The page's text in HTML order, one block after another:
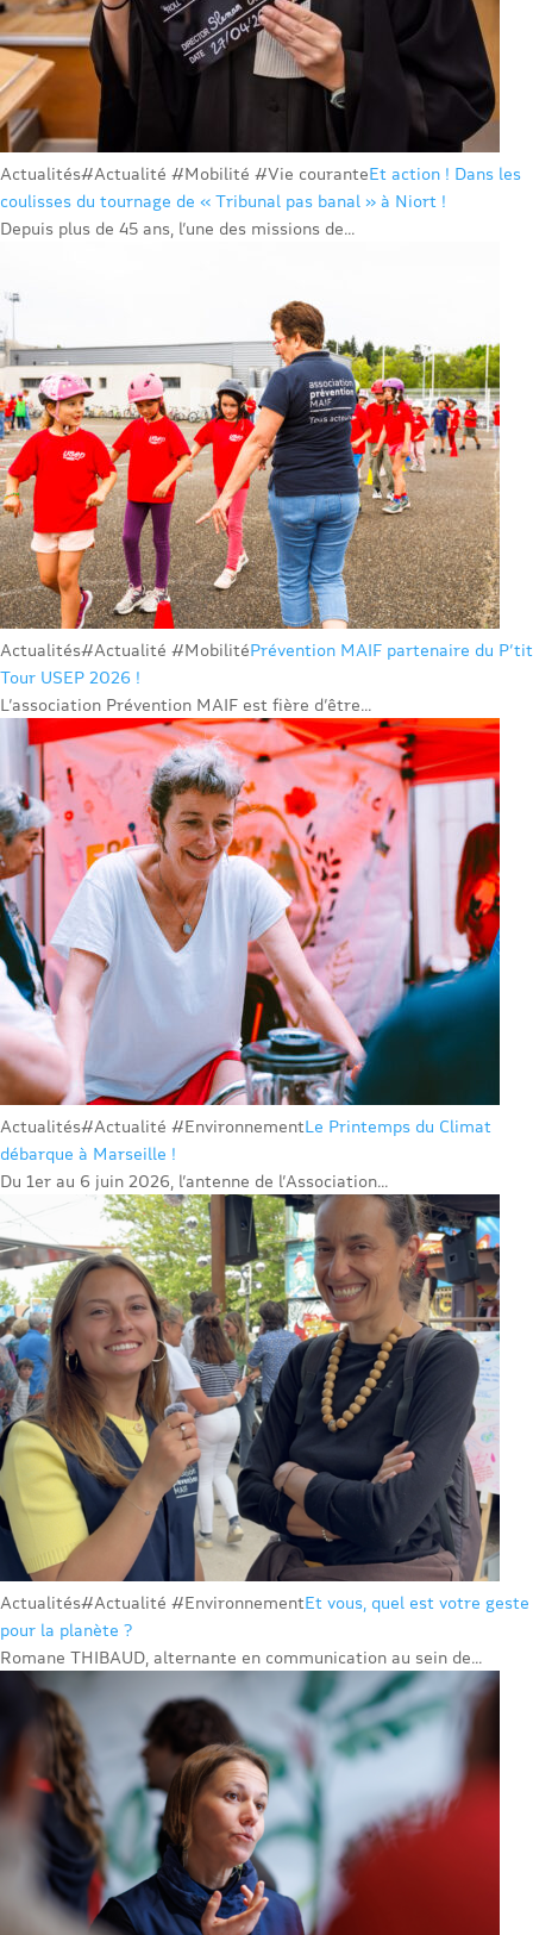
Actualités#Actualité #Mobilité #Vie couranteEt action ! Dans les
coulisses du tournage de « Tribunal pas banal » à Niort !
Depuis plus de 45 ans, l’une des missions de...
Actualités#Actualité #MobilitéPrévention MAIF partenaire du P’tit
Tour USEP 2026 !
L’association Prévention MAIF est fière d’être...
Actualités#Actualité #EnvironnementLe Printemps du Climat
débarque à Marseille !
Du 1er au 6 juin 2026, l’antenne de l’Association...
Actualités#Actualité #EnvironnementEt vous, quel est votre geste
pour la planète ?
Romane THIBAUD, alternante en communication au sein de...